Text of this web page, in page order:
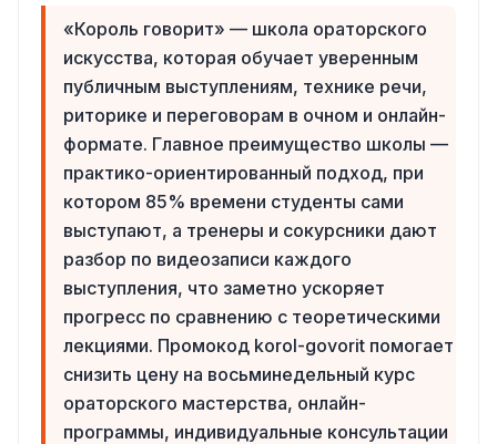
«Король говорит» — школа ораторского
искусства, которая обучает уверенным
публичным выступлениям, технике речи,
риторике и переговорам в очном и онлайн-
формате. Главное преимущество школы —
практико-ориентированный подход, при
котором 85% времени студенты сами
выступают, а тренеры и сокурсники дают
разбор по видеозаписи каждого
выступления, что заметно ускоряет
прогресс по сравнению с теоретическими
лекциями. Промокод korol-govorit помогает
снизить цену на восьминедельный курс
ораторского мастерства, онлайн-
программы, индивидуальные консультации